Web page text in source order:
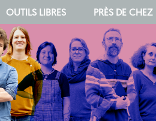
OUTILS LIBRES PRÈS DE